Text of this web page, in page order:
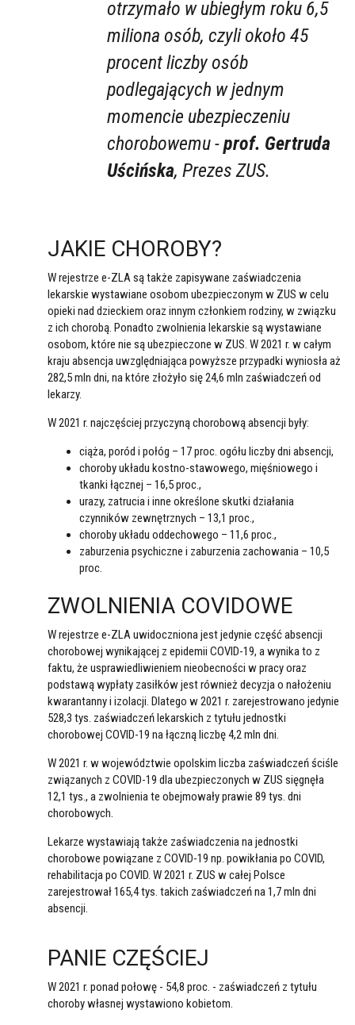
otrzymało w ubiegłym roku 6,5
miliona osób, czyli około 45
procent liczby osób
podlegających w jednym
momencie ubezpieczeniu
chorobowemu -prof. Gertruda
Uścińska, Prezes ZUS.
JAKIE CHOROBY?
W rejestrze e-ZLA są także zapisywane zaświadczenia
lekarskie wystawiane osobom ubezpieczonym w ZUS w celu
opieki nad dzieckiem oraz innym członkiem rodziny, w związku
z ich chorobą. Ponadto zwolnienia lekarskie są wystawiane
osobom, które nie są ubezpieczone w ZUS. W 2021 r. w całym
kraju absencja uwzględniająca powyższe przypadki wyniosła aż
282,5 mln dni, na które złożyło się 24,6 mln zaświadczeń od
lekarzy.
W 2021 r. najczęściej przyczyną chorobową absencji były:
ciąża, poród i połóg – 17 proc. ogółu liczby dni absencji,
choroby układu kostno-stawowego, mięśniowego i
tkanki łącznej – 16,5 proc.,
urazy, zatrucia i inne określone skutki działania
czynników zewnętrznych – 13,1 proc.,
choroby układu oddechowego – 11,6 proc.,
zaburzenia psychiczne i zaburzenia zachowania – 10,5
proc.
ZWOLNIENIA COVIDOWE
W rejestrze e-ZLA uwidoczniona jest jedynie część absencji
chorobowej wynikającej z epidemii COVID-19, a wynika to z
faktu, że usprawiedliwieniem nieobecności w pracy oraz
podstawą wypłaty zasiłków jest również decyzja o nałożeniu
kwarantanny i izolacji. Dlatego w 2021 r. zarejestrowano jedynie
528,3 tys. zaświadczeń lekarskich z tytułu jednostki
chorobowej COVID-19 na łączną liczbę 4,2 mln dni.
W 2021 r. w województwie opolskim liczba zaświadczeń ściśle
związanych z COVID-19 dla ubezpieczonych w ZUS sięgnęła
12,1 tys., a zwolnienia te obejmowały prawie 89 tys. dni
chorobowych.
Lekarze wystawiają także zaświadczenia na jednostki
chorobowe powiązane z COVID-19 np. powikłania po COVID,
rehabilitacja po COVID. W 2021 r. ZUS w całej Polsce
zarejestrował 165,4 tys. takich zaświadczeń na 1,7 mln dni
absencji.
PANIE CZĘŚCIEJ
W 2021 r. ponad połowę - 54,8 proc. - zaświadczeń z tytułu
choroby własnej wystawiono kobietom.